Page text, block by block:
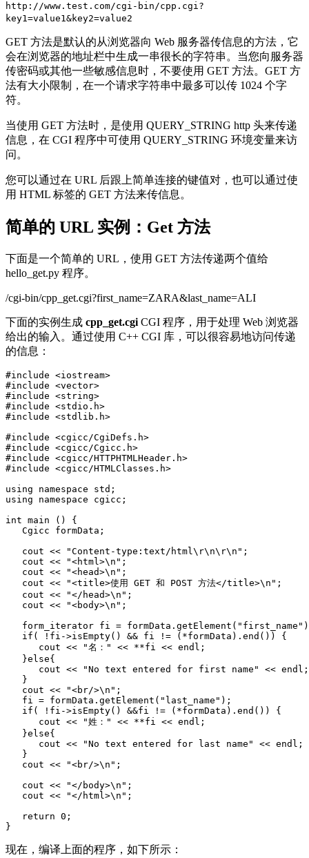
http://www.test.com/cgi-bin/cpp.cgi?
key1=value1&key2=value2
GET 方法是默认的从浏览器向 Web 服务器传信息的方法，它
会在浏览器的地址栏中生成一串很长的字符串。当您向服务器
传密码或其他一些敏感信息时，不要使用 GET 方法。GET 方
法有大小限制，在一个请求字符串中最多可以传 1024 个字
符。
当使用 GET 方法时，是使用 QUERY_STRING http 头来传递
信息，在 CGI 程序中可使用 QUERY_STRING 环境变量来访
问。
您可以通过在 URL 后跟上简单连接的键值对，也可以通过使
用 HTML 标签的 GET 方法来传信息。
简单的 URL 实例：Get 方法
下面是一个简单的 URL，使用 GET 方法传递两个值给
hello_get.py 程序。
/cgi-bin/cpp_get.cgi?first_name=ZARA&last_name=ALI
下面的实例生成 cpp_get.cgi CGI 程序，用于处理 Web 浏览器
给出的输入。通过使用 C++ CGI 库，可以很容易地访问传递
的信息：
#include <iostream>
#include <vector>
#include <string>
#include <stdio.h>
#include <stdlib.h>
#include <cgicc/CgiDefs.h>
#include <cgicc/Cgicc.h>
#include <cgicc/HTTPHTMLHeader.h>
#include <cgicc/HTMLClasses.h>
using namespace std;
using namespace cgicc;
int main () {
   Cgicc formData;
   cout << "Content-type:text/html\r\n\r\n";
   cout << "<html>\n";
   cout << "<head>\n";
   cout << "<title>使用 GET 和 POST 方法</title>\n";
   cout << "</head>\n";
   cout << "<body>\n";
form_iterator fi =
   if( !fi->isEmpty() && fi != (*formData).end()) {
      cout << "名：" << **fi << endl;
   }else{
cout << "No text entered for first name" <<
   }
   cout << "<br/>\n";
   fi = formData.getElement("last_name");
   if( !fi->isEmpty() &&fi != (*formData).end()) {
      cout << "姓：" << **fi << endl;
   }else{
cout << "No text entered for last name" <<
   }
   cout << "<br/>\n";
   cout << "</body>\n";
   cout << "</html>\n";
   return 0;
现在，编译上面的程序，如下所示：